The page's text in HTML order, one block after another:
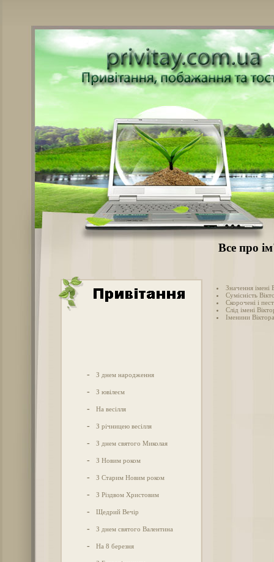
Все про
- З днем народження
- З ювілеєм
- На весілля
- З річницею весілля
- З днем святого Миколая
- З Новим роком
- З Старим Новим роком
- З Різдвом Христовим
- Щедрий Вечір
- З днем святого Валентина
- На 8 березня
Значення імені
Сумісність
Скорочені і
Слід імені
Іменини Віктора